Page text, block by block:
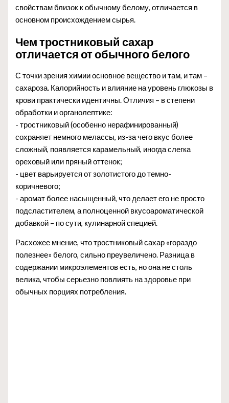
свойствам близок к обычному белому, отличается в
основном происхождением сырья.
Чем тростниковый сахар
отличается от обычного белого
С точки зрения химии основное вещество и там, и там –
сахароза. Калорийность и влияние на уровень глюкозы в
крови практически идентичны. Отличия – в степени
обработки и органолептике:
- тростниковый (особенно нерафинированный)
сохраняет немного мелассы, из-за чего вкус более
сложный, появляется карамельный, иногда слегка
ореховый или пряный оттенок;
- цвет варьируется от золотистого до темно-
коричневого;
- аромат более насыщенный, что делает его не просто
подсластителем, а полноценной вкусоароматической
добавкой – по сути, кулинарной специей.
Расхожее мнение, что тростниковый сахар «гораздо
полезнее» белого, сильно преувеличено. Разница в
содержании микроэлементов есть, но она не столь
велика, чтобы серьезно повлиять на здоровье при
обычных порциях потребления.